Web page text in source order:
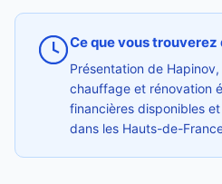
Ce que vous
Présentation de
chauffage et rénovation
financières disponibles
dans les Hauts-de-